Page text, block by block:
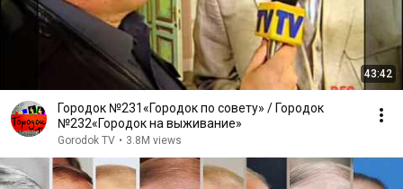
43:42
Городок №231«Городок по совету» / Городок
№232«Городок на выживание»
Gorodok TV • 3.8M views